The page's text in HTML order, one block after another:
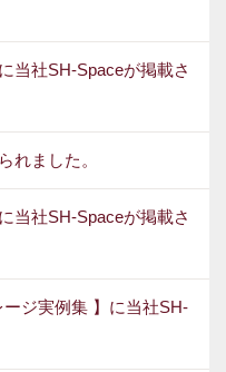
当社SH-Spaceが掲載さ
れました。
当社SH-Spaceが掲載さ
ージ実例集 】に当社SH-